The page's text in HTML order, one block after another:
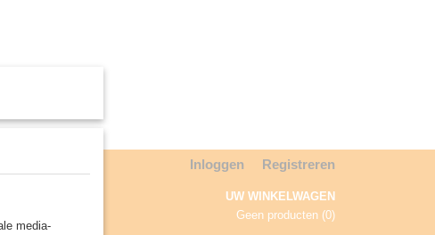
Inloggen Registreren
UW WINKELWAGEN
Geen producten (0)
media-